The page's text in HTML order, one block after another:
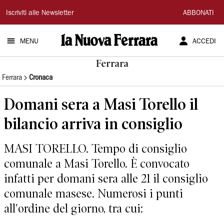
La
Nuova
Ferrara
Iscriviti alle Newsletter ABBONATI
MENU ACCEDI
Ferrara
Ferrara Cronaca
Domani sera a Masi Torello il
bilancio arriva in consiglio
MASI TORELLO. Tempo di consiglio
comunale a Masi Torello. È convocato
infatti per domani sera alle 21 il consiglio
comunale masese. Numerosi i punti
all'ordine del giorno, tra cui: